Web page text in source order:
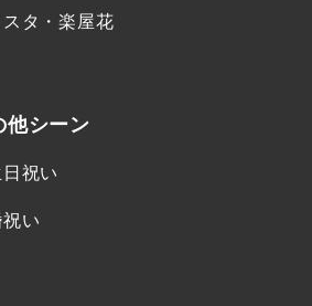
スタ・楽屋花
他シーン
祝い
い